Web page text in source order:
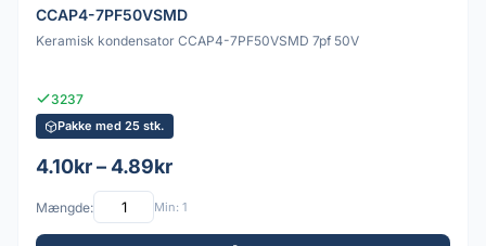
CCAP4-7PF50VSMD
Keramisk kondensator CCAP4-7PF50VSMD 7pf 50V
3237
Pakke med 25 stk.
4.10kr – 4.89kr
Mængde: Min: 1